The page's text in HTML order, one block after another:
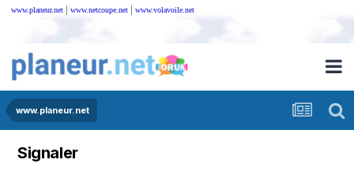
www.planeur.net | www.netcoupe.net | www.volavoile.net
www.planeur.net
Signaler